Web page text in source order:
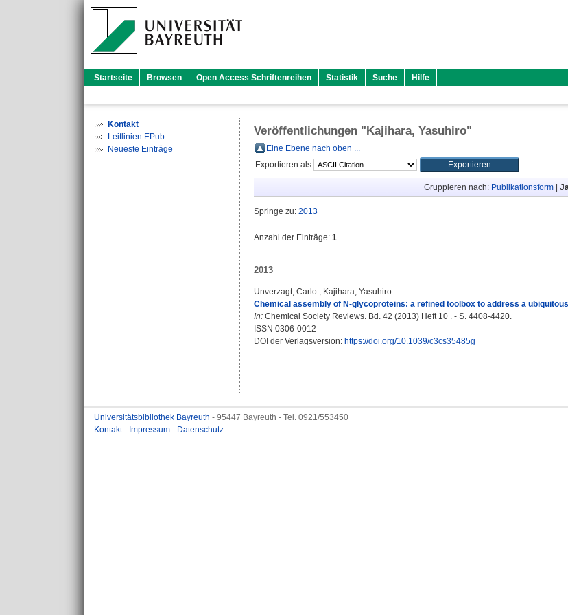
Startseite Browsen Open Access Schriftenreihen Statistik Suche Hilfe
Kontakt
Leitlinien EPub
Neueste Einträge
Veröffentlichungen "Kajihara, Yasuhiro"
Eine Ebene nach oben ...
Exportieren als
Gruppieren nach: Publikationsform|
Springe zu: 2013
Anzahl der Einträge: 1.
2013
Unverzagt, Carlo ; Kajihara, Yasuhiro:
Chemical assembly of N-glycoproteins: a refined toolbox to address a
In: Chemical Society Reviews. Bd. 42 (2013) Heft 10 . - S. 4408-4420.
ISSN 0306-0012
DOI der Verlagsversion: https://doi.org/10.1039/c3cs35485g
Universitätsbibliothek Bayreuth - 95447 Bayreuth - Tel. 0921/553450
Kontakt- Impressum - Datenschutz